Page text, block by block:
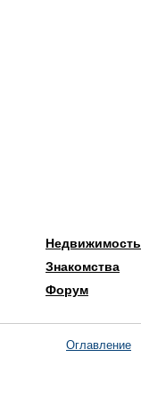
Недвижимость
Знакомства
Форум
Оглавление